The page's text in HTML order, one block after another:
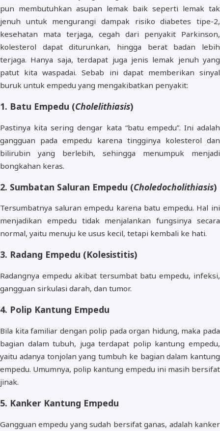
pun membutuhkan asupan lemak baik seperti lemak tak
jenuh untuk mengurangi dampak risiko diabetes tipe-2,
kesehatan mata terjaga, cegah dari penyakit Parkinson,
kolesterol dapat diturunkan, hingga berat badan lebih
terjaga. Hanya saja, terdapat juga jenis lemak jenuh yang
patut kita waspadai. Sebab ini dapat memberikan sinyal
buruk untuk empedu yang mengakibatkan penyakit:
1. Batu Empedu (Cholelithiasis)
Pastinya kita sering dengar kata “batu empedu”. Ini adalah
gangguan pada empedu karena tingginya kolesterol dan
bilirubin yang berlebih, sehingga menumpuk menjadi
bongkahan keras.
2. Sumbatan Saluran Empedu (Choledocholithiasis)
Tersumbatnya saluran empedu karena batu empedu. Hal ini
menjadikan empedu tidak menjalankan fungsinya secara
normal, yaitu menuju ke usus kecil, tetapi kembali ke hati.
3. Radang Empedu (Kolesistitis)
Radangnya empedu akibat tersumbat batu empedu, infeksi,
gangguan sirkulasi darah, dan tumor.
4. Polip Kantung Empedu
Bila kita familiar dengan polip pada organ hidung, maka pada
bagian dalam tubuh, juga terdapat polip kantung empedu,
yaitu adanya tonjolan yang tumbuh ke bagian dalam kantung
empedu. Umumnya, polip kantung empedu ini masih bersifat
jinak.
5. Kanker Kantung Empedu
Gangguan empedu yang sudah bersifat ganas, adalah kanker